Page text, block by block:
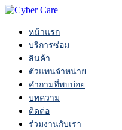
หน้าแรก
บริการซ่อม
สินค้า
ตัวแทนจำหน่าย
คำถามที่พบบ่อย
บทความ
ติดต่อ
ร่วมงานกับเรา